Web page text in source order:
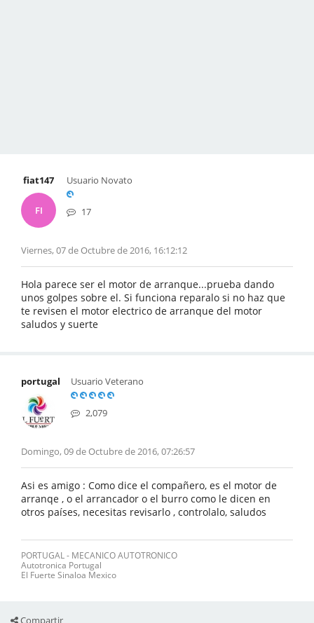
fiat147
FI
Usuario Novato
17
Viernes, 07 de Octubre de 2016, 16:12:12
Hola parece ser el motor de arranque...prueba dando
unos golpes sobre el. Si funciona reparalo si no haz que
te revisen el motor electrico de arranque del motor
saludos y suerte
portugal Usuario Veterano
2,079
Domingo, 09 de Octubre de 2016, 07:26:57
Asi es amigo : Como dice el compañero, es el motor de
arranqe , o el arrancador o el burro como le dicen en
otros países, necesitas revisarlo , controlalo, saludos
PORTUGAL - MECANICO AUTOTRONICO
Autotronica Portugal
El Fuerte Sinaloa Mexico
Compartir